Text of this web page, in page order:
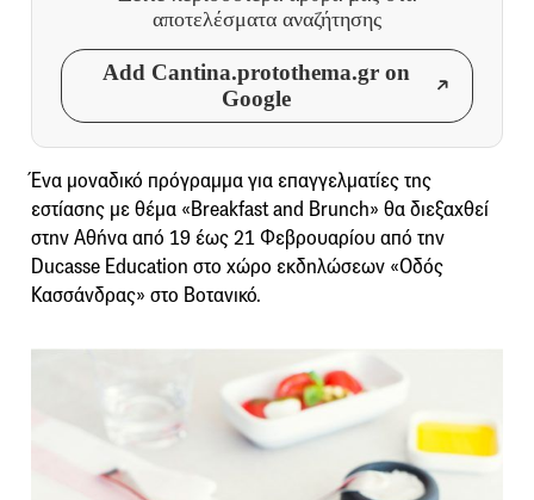
αποτελέσματα αναζήτησης
Add Cantina.protothema.gr on
Google
Ένα μοναδικό πρόγραμμα για επαγγελματίες της
εστίασης με θέμα «Breakfast and Brunch» θα διεξαχθεί
στην Αθήνα από 19 έως 21 Φεβρουαρίου από την
Ducasse Education στο χώρο εκδηλώσεων «Οδός
Κασσάνδρας» στο Βοτανικό.